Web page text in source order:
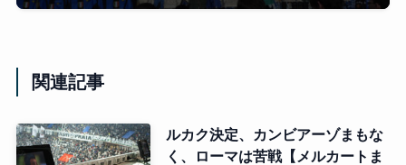
関連記事
ルカク決定、カンビアーゾまもな
く、ローマは苦戦【メルカートま